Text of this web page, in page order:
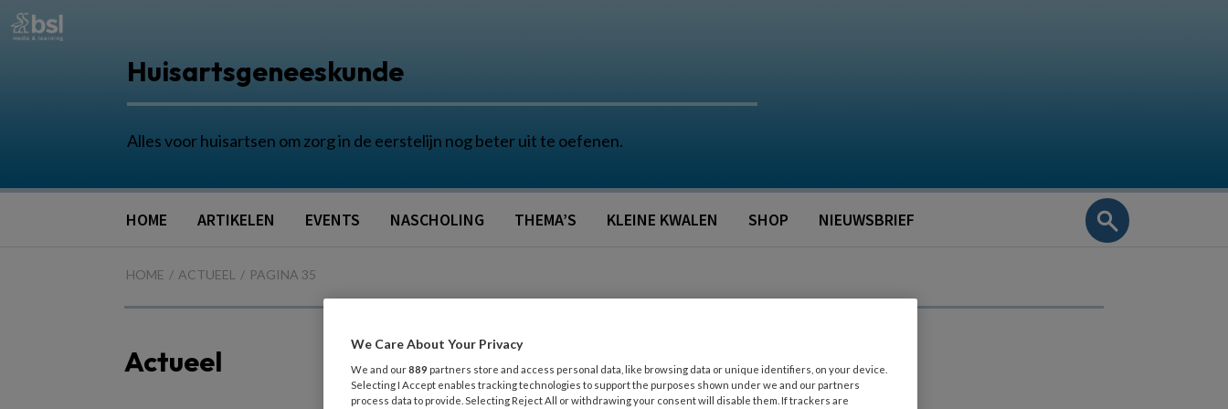
Huisartsgeneeskunde
Alles voor huisartsen om zorg in de eerstelijn nog beter uit te oefenen.
HOME ARTIKELEN EVENTS NASCHOLING THEMA’S KLEINE KWALEN SHOP NIEUWSBRIEF
HOME ACTUEEL PAGINA 35
Actueel
We Care About Your Privacy
We and our889 partners store and access personal data, like browsing data or unique identifiers, on your device.
Selecting I Accept enables tracking technologies to support the purposes shown under we and our partners
process data to provide. Selecting Reject All or withdrawing your consent will disable them. If trackers are